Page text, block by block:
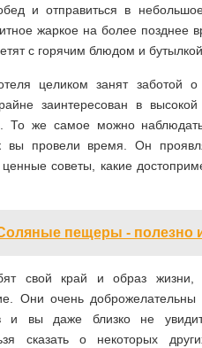
и отправиться в
жаркое на более позднее
с горячим блюдом и
целиком занят заботой
заинтересован в
То же самое можно
вы провели время. Он
советы, какие
пещеры - полезно
свой край и образ жизни,
Они очень
и вы даже близко не
сказать о некоторых